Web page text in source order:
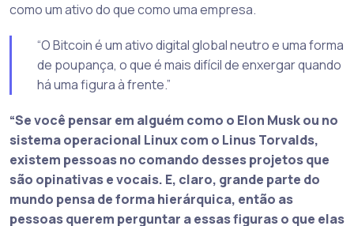
como um ativo do que como uma empresa.
“O Bitcoin é um ativo digital global neutro e uma forma
de poupança, o que é mais difícil de enxergar quando
há uma figura à frente.”
“Se você pensar em alguém como o Elon Musk ou no
sistema operacional Linux com o Linus Torvalds,
existem pessoas no comando desses projetos que
são opinativas e vocais. E, claro, grande parte do
mundo pensa de forma hierárquica, então as
pessoas querem perguntar a essas figuras o que elas